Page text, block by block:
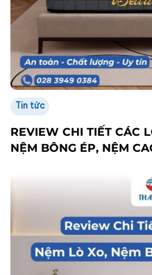
Tin tức
REVIEW CHI TIẾT CÁC
NỆM BÔNG ÉP, NỆM